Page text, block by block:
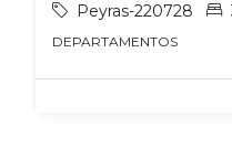
Peyras-220728
DEPARTAMENTOS